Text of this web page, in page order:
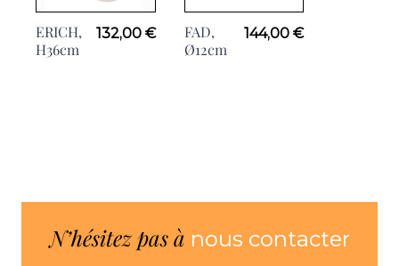
ERICH,
H36cm
132,00 €
FAD,
Ø12cm
144,00 €
N’hésitez pas à nous contacter